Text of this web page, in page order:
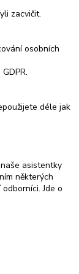
zacvičit.
osobních
déle jak
asistentky
některých
Jde o